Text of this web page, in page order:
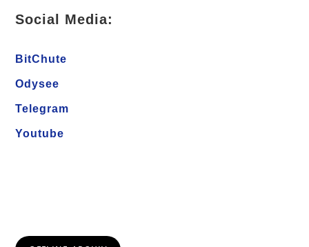
Social Media:
BitChute
Odysee
Telegram
Youtube